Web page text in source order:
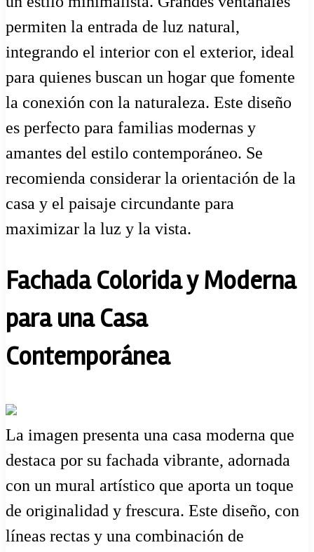
permiten la entrada de luz natural,
integrando el interior con el exterior, ideal
para quienes buscan un hogar que fomente
la conexión con la naturaleza. Este diseño
es perfecto para familias modernas y
amantes del estilo contemporáneo. Se
recomienda considerar la orientación de la
casa y el paisaje circundante para
maximizar la luz y la vista.
Fachada Colorida y Moderna
para una Casa
Contemporánea
La imagen presenta una casa moderna que
destaca por su fachada vibrante, adornada
con un mural artístico que aporta un toque
de originalidad y frescura. Este diseño, con
líneas rectas y una combinación de